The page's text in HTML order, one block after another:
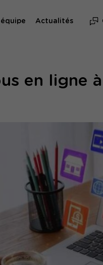
Actualités
en ligne à